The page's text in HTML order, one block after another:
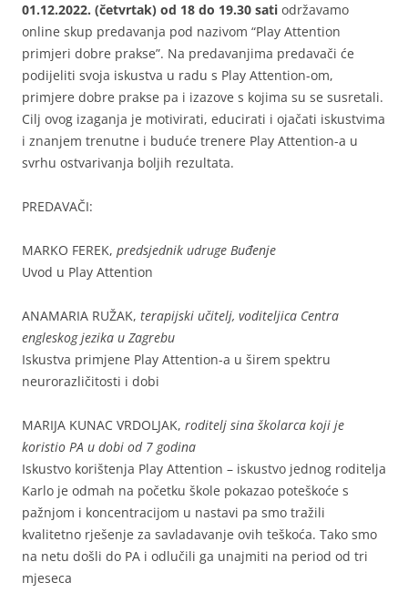
01.12.2022. (četvrtak) od 18 do 19.30 sati održavamo
online skup predavanja pod nazivom “Play Attention
primjeri dobre prakse”. Na predavanjima predavači će
podijeliti svoja iskustva u radu s Play Attention-om,
primjere dobre prakse pa i izazove s kojima su se susretali.
Cilj ovog izaganja je motivirati, educirati i ojačati iskustvima
i znanjem trenutne i buduće trenere Play Attention-a u
svrhu ostvarivanja boljih rezultata.
PREDAVAČI:
MARKO FEREK, predsjednik udruge Buđenje
Uvod u Play Attention
ANAMARIA RUŽAK, terapijski učitelj, voditeljica Centra
engleskog jezika u Zagrebu
Iskustva primjene Play Attention-a u širem spektru
neurorazličitosti i dobi
MARIJA KUNAC VRDOLJAK, roditelj sina školarca koji je
koristio PA u dobi od 7 godina
Iskustvo korištenja Play Attention – iskustvo jednog roditelja
Karlo je odmah na početku škole pokazao poteškoće s
pažnjom i koncentracijom u nastavi pa smo tražili
kvalitetno rješenje za savladavanje ovih teškoća. Tako smo
na netu došli do PA i odlučili ga unajmiti na period od tri
mjeseca